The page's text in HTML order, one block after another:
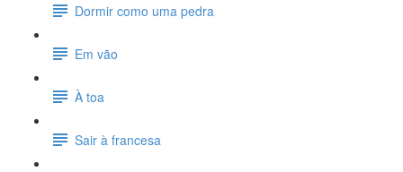
Dormir como uma pedra
Em vão
À toa
Sair à francesa